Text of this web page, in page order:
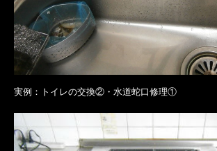
実例：トイレの交換②・水道蛇口修理①